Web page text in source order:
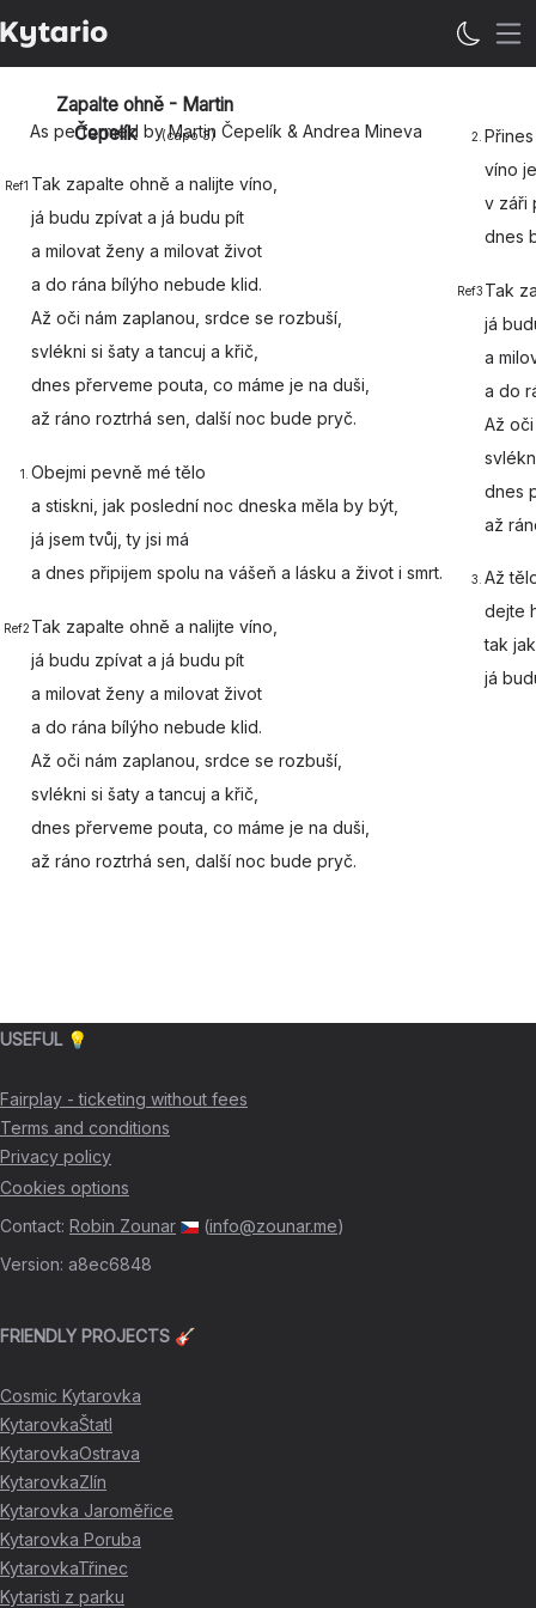
Zapalte ohně - Martin
Čepelík
(capo3)
As performed by Martin Čepelík & Andrea Mineva
Ref1 Tak zapalte ohně a nalijte víno,
já budu zpívat a já budu pít
a milovat ženy a milovat život
a do rána bílýho nebude klid.
Až oči nám zaplanou, srdce se rozbuší,
svlékni si šaty a tancuj a křič,
dnes přerveme pouta, co máme je na duši,
až ráno roztrhá sen, další noc bude pryč.
1. Obejmi pevně mé tělo
a stiskni, jak poslední noc dneska měla by být,
já jsem tvůj, ty jsi má
a dnes připijem spolu na vášeň a lásku a život i smrt.
Ref2 Tak zapalte ohně a nalijte víno,
já budu zpívat a já budu pít
a milovat ženy a milovat život
a do rána bílýho nebude klid.
Až oči nám zaplanou, srdce se rozbuší,
svlékni si šaty a tancuj a křič,
dnes přerveme pouta, co máme je na duši,
až ráno roztrhá sen, další noc bude pryč.
2.
víno
v záři
dnes
Ref3 Tak
já
a
a do
Až oči
dnes
až
3. Až
dejte
tak
já
USEFUL 💡
Fairplay - ticketing without fees
Terms and conditions
Privacy policy
Cookies options
Contact: Robin Zounar (info@zounar.me)
Version: a8ec6848
FRIENDLY PROJECTS 🎸
Cosmic Kytarovka
KytarovkaŠtatl
KytarovkaOstrava
KytarovkaZlín
Kytarovka Jaroměřice
Kytarovka Poruba
KytarovkaTřinec
Kytaristi z parku